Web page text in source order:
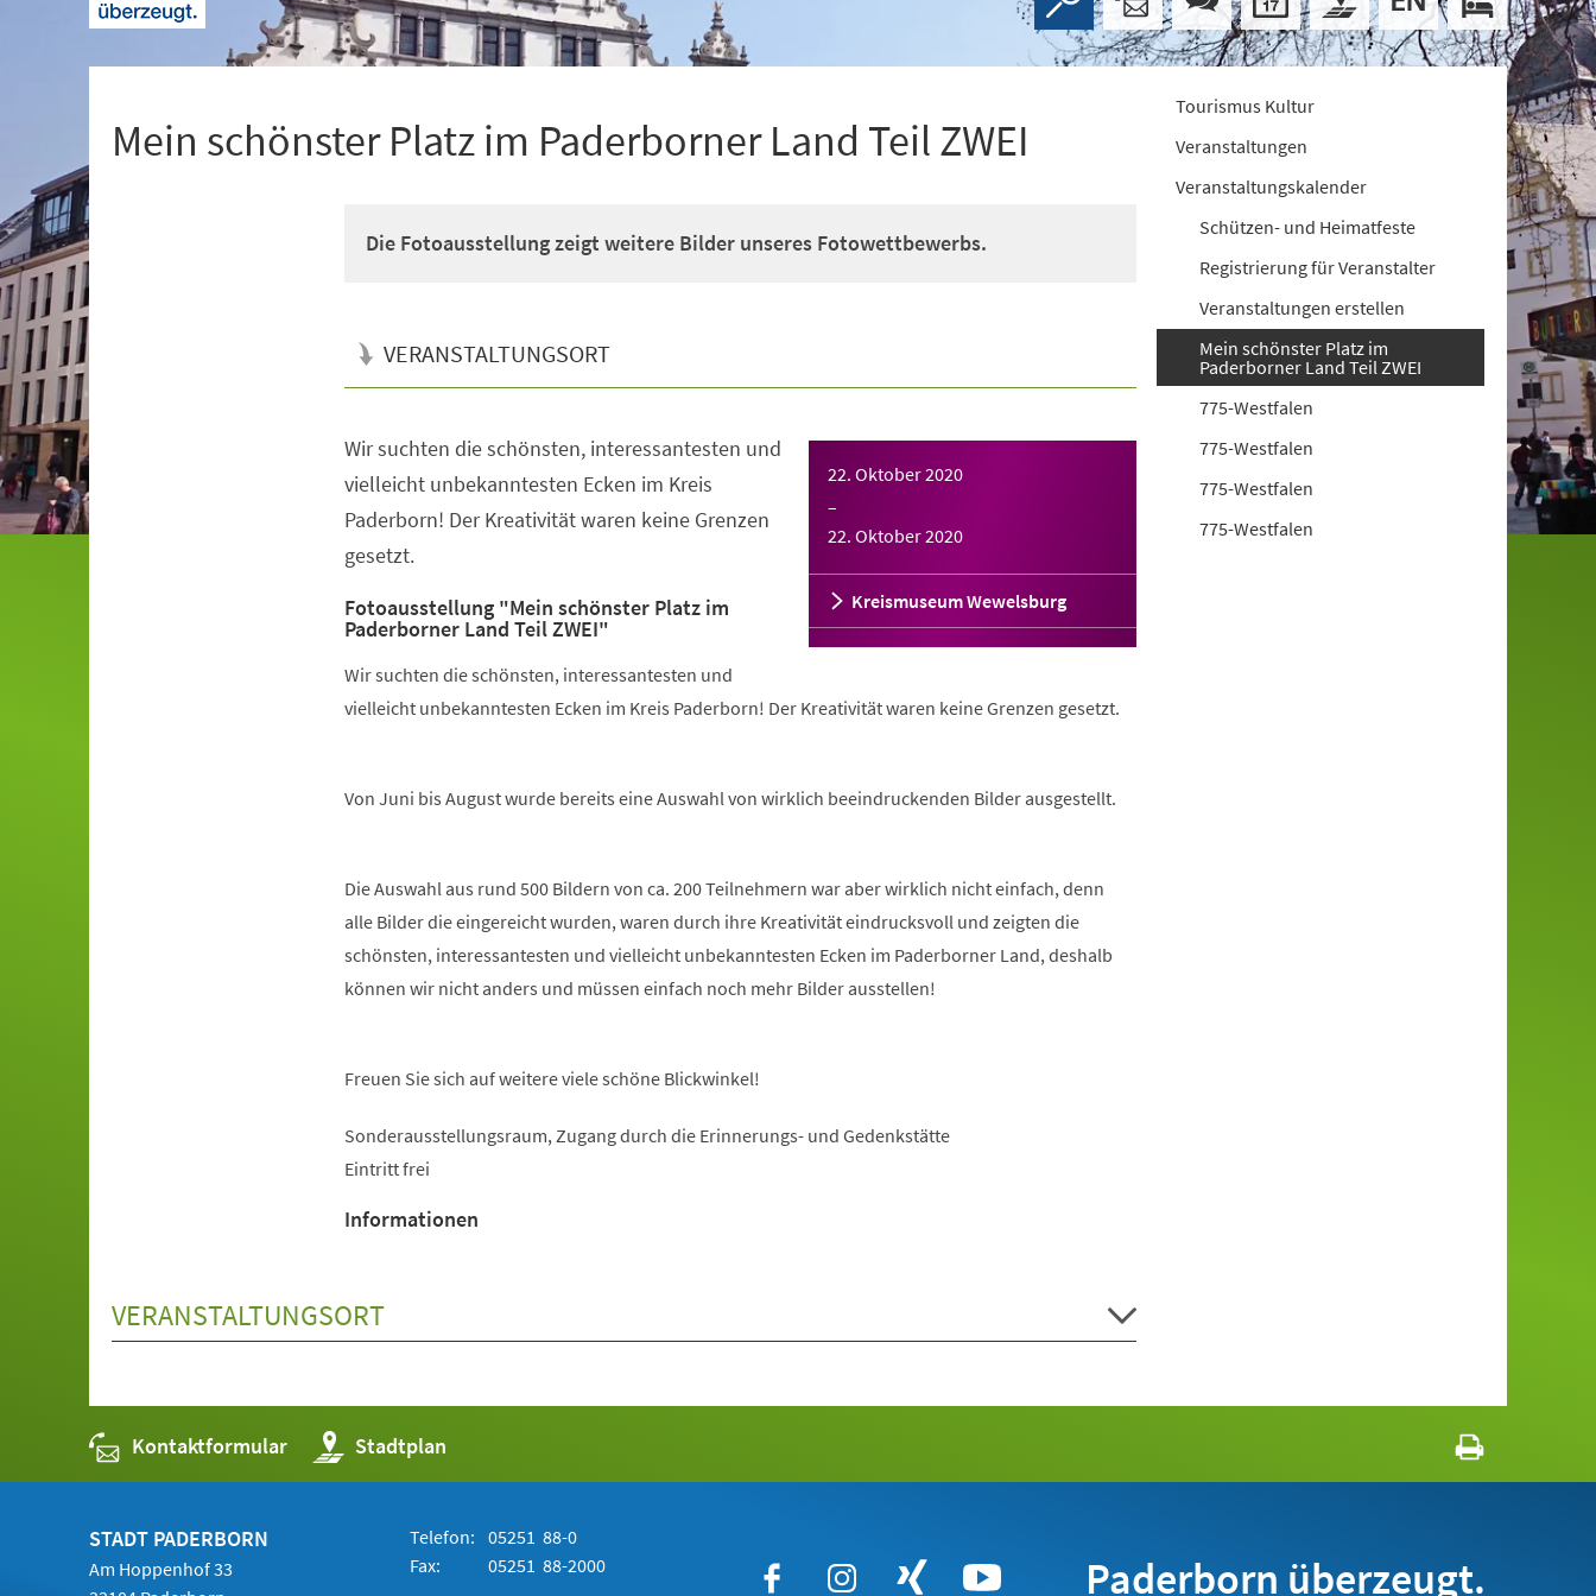
Mein schönster Platz im Paderborner Land Teil ZWEI
Die Fotoausstellung zeigt weitere Bilder unseres Fotowettbewerbs.
VERANSTALTUNGSORT
22. Oktober 2020
–
22. Oktober 2020
Kreismuseum Wewelsburg
Wir suchten die schönsten, interessantesten und
vielleicht unbekanntesten Ecken im Kreis
Paderborn! Der Kreativität waren keine Grenzen
gesetzt.
Fotoausstellung "Mein schönster Platz im
Paderborner Land Teil ZWEI"
Wir suchten die schönsten, interessantesten und
vielleicht unbekanntesten Ecken im Kreis Paderborn! Der Kreativität waren keine Grenzen gesetzt.
Von Juni bis August wurde bereits eine Auswahl von wirklich beeindruckenden Bilder ausgestellt.
Die Auswahl aus rund 500 Bildern von ca. 200 Teilnehmern war aber wirklich nicht einfach, denn
alle Bilder die eingereicht wurden, waren durch ihre Kreativität eindrucksvoll und zeigten die
schönsten, interessantesten und vielleicht unbekanntesten Ecken im Paderborner Land, deshalb
können wir nicht anders und müssen einfach noch mehr Bilder ausstellen!
Freuen Sie sich auf weitere viele schöne Blickwinkel!
Sonderausstellungsraum, Zugang durch die Erinnerungs- und Gedenkstätte
Eintritt frei
Informationen
VERANSTALTUNGSORT
Tourismus Kultur
Veranstaltungen
Veranstaltungskalender
Schützen- und Heimatfeste
Registrierung für Veranstalter
Veranstaltungen erstellen
Mein schönster Platz im
Paderborner Land Teil ZWEI
775-Westfalen
775-Westfalen
775-Westfalen
775-Westfalen
Kontaktformular Stadtplan
(Öffnet
in
einem
STADT PADERBORN
Am Hoppenhof 33
Telefon: 05251 88-0
Fax:
05251 88-2000 Paderborn überzeugt.